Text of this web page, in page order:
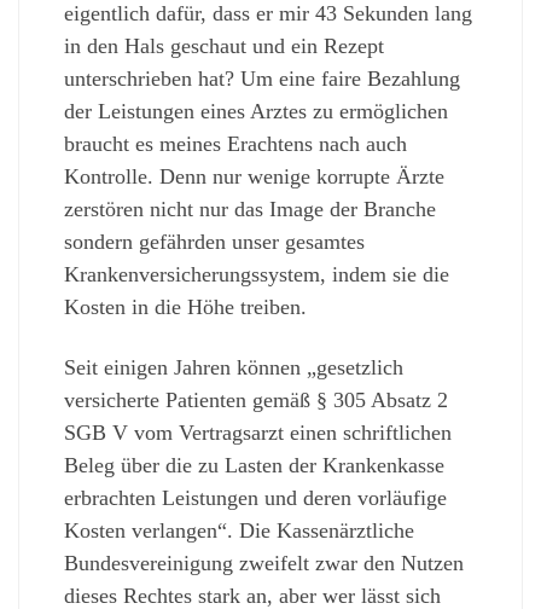
eigentlich dafür, dass er mir 43 Sekunden lang
in den Hals geschaut und ein Rezept
unterschrieben hat? Um eine faire Bezahlung
der Leistungen eines Arztes zu ermöglichen
braucht es meines Erachtens nach auch
Kontrolle. Denn nur wenige korrupte Ärzte
zerstören nicht nur das Image der Branche
sondern gefährden unser gesamtes
Krankenversicherungssystem, indem sie die
Kosten in die Höhe treiben.
Seit einigen Jahren können „gesetzlich
versicherte Patienten gemäß § 305 Absatz 2
SGB V vom Vertragsarzt einen schriftlichen
Beleg über die zu Lasten der Krankenkasse
erbrachten Leistungen und deren vorläufige
Kosten verlangen“. Die Kassenärztliche
Bundesvereinigung zweifelt zwar den Nutzen
dieses Rechtes stark an, aber wer lässt sich